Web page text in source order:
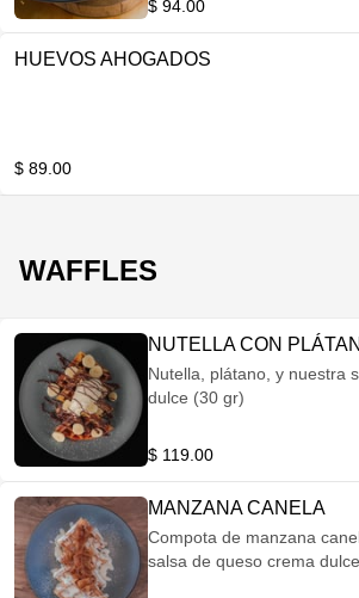
$ 94.00
HUEVOS AHOGADOS
$ 89.00
WAFFLES
NUTELLA CON
Nutella, plátano, y nuestra
dulce (30 gr)
$ 119.00
MANZANA CANELA
Compota de manzana
salsa de queso crema